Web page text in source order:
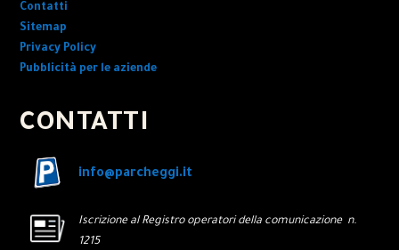
Contatti
Sitemap
Privacy Policy
Pubblicità per le aziende
CONTATTI
info@parcheggi.it
Iscrizione al Registro operatori della comunicazione n.
1215